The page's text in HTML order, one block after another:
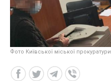
Фото Київської міської прокуратури